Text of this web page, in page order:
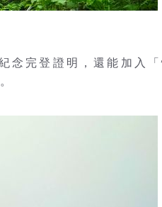
念完登證明，還能加入「